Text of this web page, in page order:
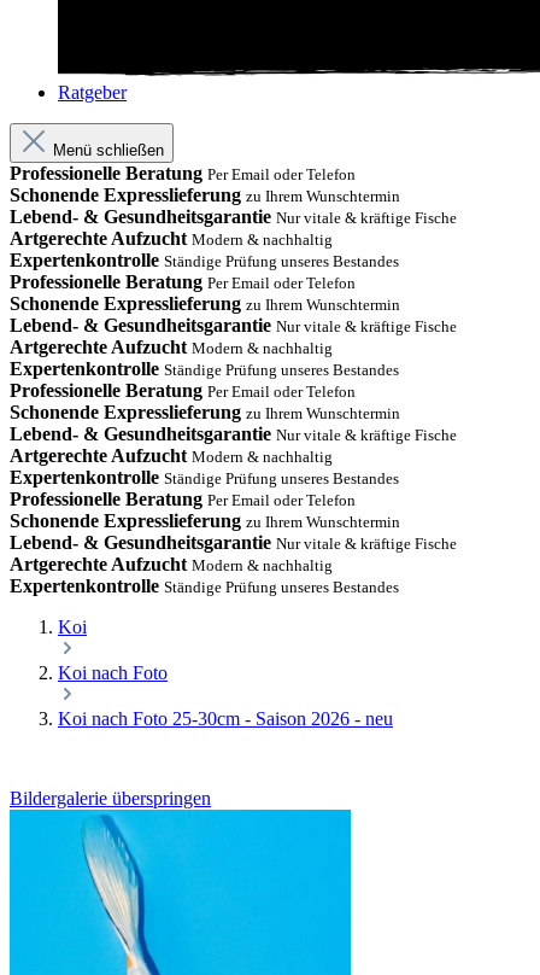
Ratgeber
Menü schließen
Professionelle Beratung Per Email oder Telefon
Schonende Expresslieferung zu Ihrem Wunschtermin
Lebend- & Gesundheitsgarantie Nur vitale & kräftige Fische
Artgerechte Aufzucht Modern & nachhaltig
Expertenkontrolle Ständige Prüfung unseres Bestandes
Professionelle Beratung Per Email oder Telefon
Schonende Expresslieferung zu Ihrem Wunschtermin
Lebend- & Gesundheitsgarantie Nur vitale & kräftige Fische
Artgerechte Aufzucht Modern & nachhaltig
Expertenkontrolle Ständige Prüfung unseres Bestandes
Professionelle Beratung Per Email oder Telefon
Schonende Expresslieferung zu Ihrem Wunschtermin
Lebend- & Gesundheitsgarantie Nur vitale & kräftige Fische
Artgerechte Aufzucht Modern & nachhaltig
Expertenkontrolle Ständige Prüfung unseres Bestandes
Professionelle Beratung Per Email oder Telefon
Schonende Expresslieferung zu Ihrem Wunschtermin
Lebend- & Gesundheitsgarantie Nur vitale & kräftige Fische
Artgerechte Aufzucht Modern & nachhaltig
Expertenkontrolle Ständige Prüfung unseres Bestandes
Koi
Koi nach Foto
Koi nach Foto 25-30cm - Saison 2026 - neu
Bildergalerie überspringen